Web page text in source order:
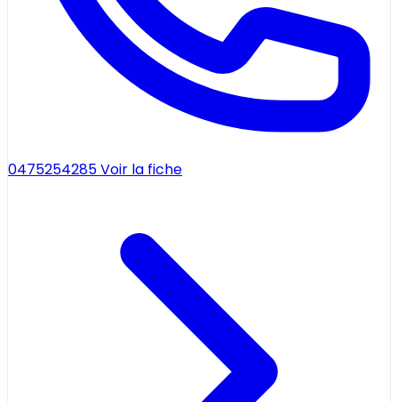
0475254285Voir la fiche